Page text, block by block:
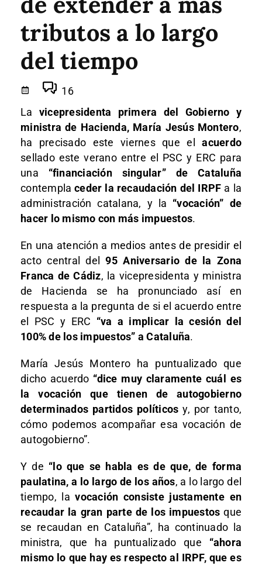
tributos a lo largo
del tiempo
16
La vicepresidenta primera del Gobierno y
ministra de Hacienda, María Jesús Montero,
ha precisado este viernes que elacuerdo
sellado este verano entre el PSC y ERC para
una “financiación singular” de Cataluña
contemplaceder la recaudación del IRPF a la
administración catalana, y la “vocación” de
hacer lo mismo con más impuestos.
En una atención a medios antes de presidir el
acto central del95 Aniversario de la Zona
Franca de Cádiz, la vicepresidenta y ministra
de Hacienda se ha pronunciado así en
respuesta a la pregunta de si el acuerdo entre
el PSC y ERC “va a implicar la cesión del
100% de los impuestos” a Cataluña.
María Jesús Montero ha puntualizado que
dicho acuerdo “dice muy claramente cuál es
la vocación que tienen de autogobierno
determinados partidos políticos y, por tanto,
cómo podemos acompañar esa vocación de
autogobierno”.
Y de “lo que se habla es de que, de forma
paulatina, a lo largo de los años, a lo largo del
tiempo, lavocación consiste justamente en
recaudar la gran parte de los impuestos que
se recaudan en Cataluña”, ha continuado la
ministra, que ha puntualizado que “ahora
mismo lo que hay es respecto al IRPF, que es